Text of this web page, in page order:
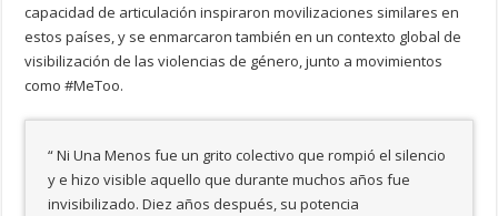
capacidad de articulación inspiraron movilizaciones similares en
estos países, y se enmarcaron también en un contexto global de
visibilización de las violencias de género, junto a movimientos
como #MeToo.
“ Ni Una Menos fue un grito colectivo que rompió el silencio
y e hizo visible aquello que durante muchos años fue
invisibilizado. Diez años después, su potencia